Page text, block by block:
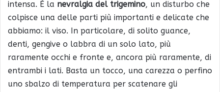
intensa. È la nevralgia del trigemino, un disturbo che
colpisce una delle parti più importanti e delicate che
abbiamo: il viso. In particolare, di solito guance,
denti, gengive o labbra di un solo lato, più
raramente occhi e fronte e, ancora più raramente, di
entrambi i lati. Basta un tocco, una carezza o perfino
uno sbalzo di temperatura per scatenare gli